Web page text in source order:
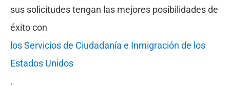
sus solicitudes tengan las mejores posibilidades de
éxito con
los Servicios de Ciudadanía e Inmigración de los
Estados Unidos
.